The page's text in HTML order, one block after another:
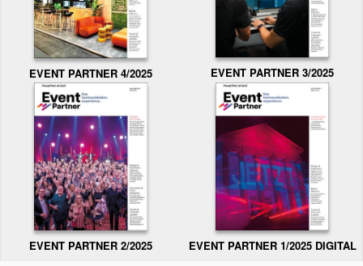
EVENT PARTNER 4/2025 EVENT PARTNER 3/2025
EVENT PARTNER 2/2025 EVENT PARTNER 1/2025 DIGITAL